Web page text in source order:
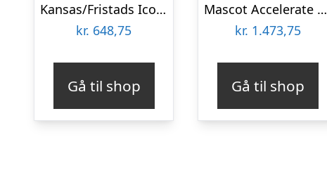
Kansas/Fristads Icon Light bukser – dame (Sort, 34)
kr. 648,75
Gå til shop
Mascot Accelerate Vinterjakke – Dame (Sort, XS)
kr. 1.473,75
Gå til shop